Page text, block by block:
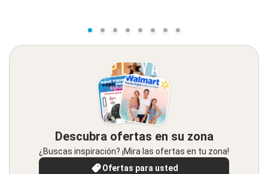
Descubra ofertas en su zona
¿Buscas inspiración? ¡Mira las ofertas en tu zona!
Ofertas para usted